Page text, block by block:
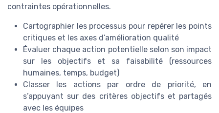
contraintes opérationnelles.
Cartographier les processus pour repérer les points
critiques et les axes d’amélioration qualité
Évaluer chaque action potentielle selon son impact
sur les objectifs et sa faisabilité (ressources
humaines, temps, budget)
Classer les actions par ordre de priorité, en
s’appuyant sur des critères objectifs et partagés
avec les équipes